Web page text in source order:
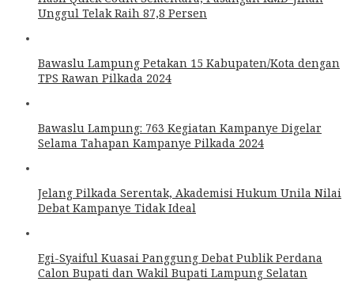
Unggul Telak Raih 87,8 Persen
Bawaslu Lampung Petakan 15 Kabupaten/Kota dengan
TPS Rawan Pilkada 2024
Bawaslu Lampung: 763 Kegiatan Kampanye Digelar
Selama Tahapan Kampanye Pilkada 2024
Jelang Pilkada Serentak, Akademisi Hukum Unila Nilai
Debat Kampanye Tidak Ideal
Egi-Syaiful Kuasai Panggung Debat Publik Perdana
Calon Bupati dan Wakil Bupati Lampung Selatan